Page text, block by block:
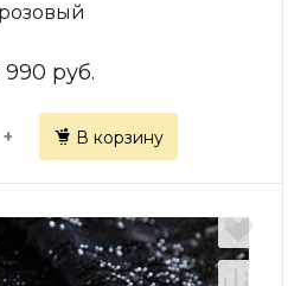
розовый
990 руб.
+ В корзину